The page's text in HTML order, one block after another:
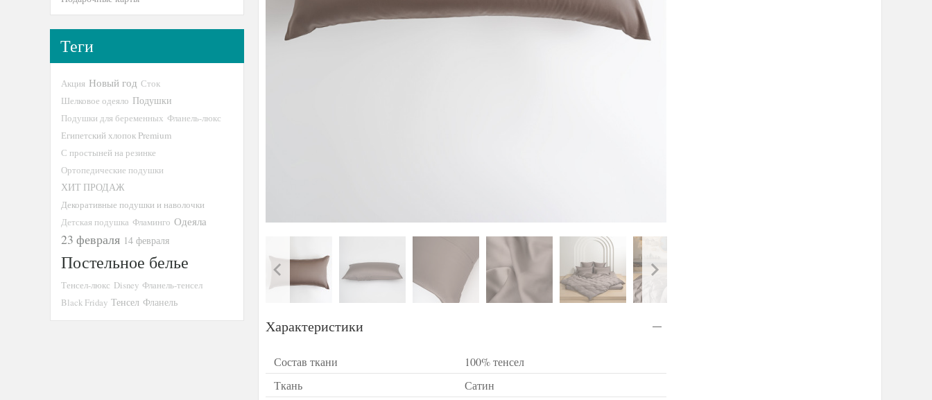
Характеристики
Состав ткани
100% тенсел
Ткань
Сатин
Теги
Акция Новый год Сток
Шелковое одеяло Подушки
Подушки для беременных Фланель-люкс
Египетский хлопок Premium
С простыней на резинке
Ортопедические подушки
ХИТ ПРОДАЖ
Декоративные подушки и наволочки
Детская подушка Фламинго Одеяла
23 февраля 14 февраля
Постельное белье
Тенсел-люкс Disney Фланель-тенсел
Black Friday Тенсел Фланель